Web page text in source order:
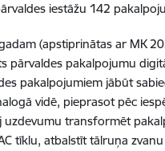
iestāžu 142
(apstiprinātas ar MK
pārvaldes pakalpojumu
pakalpojumiem jābūt
vidē, pieprasot pēc
uzdevumu transformēt
tīklu, atbalstīt tālruņa